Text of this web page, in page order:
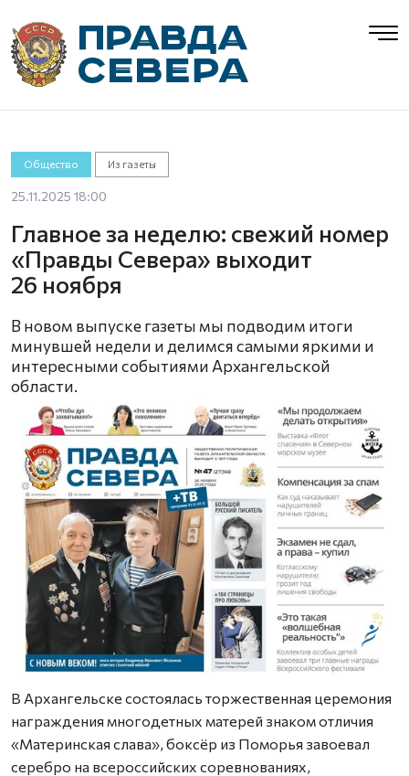
Общество Из газеты
25.11.2025 18:00
Главное за неделю: свежий номер
«Правды Севера» выходит
26 ноября
В новом выпуске газеты мы подводим итоги
минувшей недели и делимся самыми яркими и
интересными событиями Архангельской
области.
В Архангельске состоялась торжественная церемония
награждения многодетных матерей знаком отличия
«Материнская слава», боксёр из Поморья завоевал
серебро на всероссийских соревнованиях,